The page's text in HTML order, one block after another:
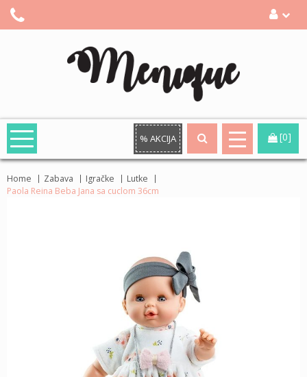
% AKCIJA [0]
Home Zabava Igračke
Lutke
Paola Reina Beba Jana sa cuclom 36cm